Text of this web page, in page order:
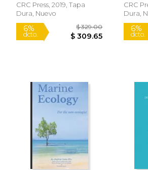
50%
dcto. $ 168.78
CRC Press, 2019, Tapa
Dura, Nuevo
CRC
Dura,